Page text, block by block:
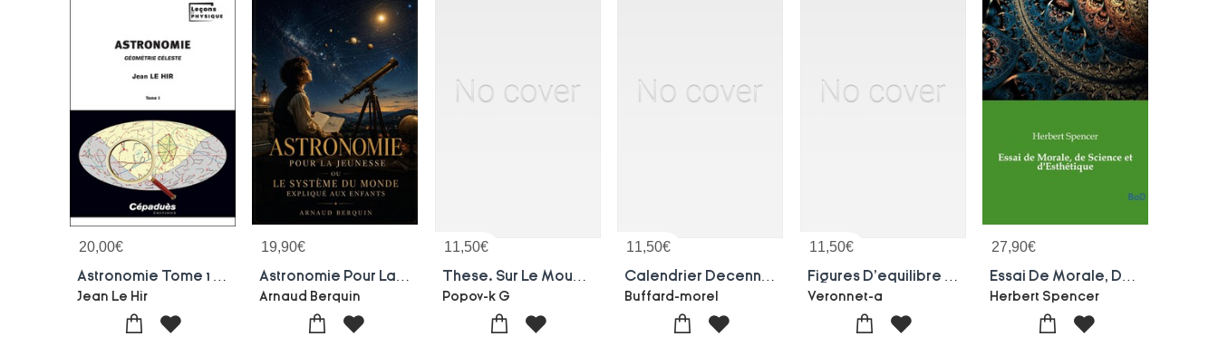
20,00€
Jean Le Hir
19,90€
Arnaud Berquin
11,50€
Popov-k G
11,50€
Buffard-morel
11,50€
Veronnet-a
27,90€
Herbert Spencer